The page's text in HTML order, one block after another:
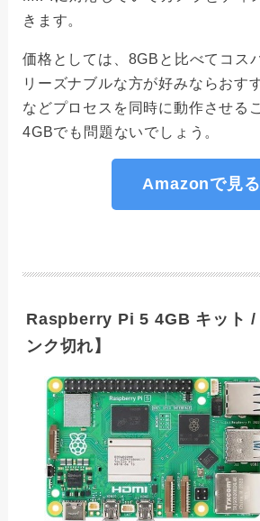
きます。
価格としては、8GBと比べてコス
リーズナブルな方が好みならおす
などプロセスを同時に動作させる
4GBでも問題ないでしょう。
Amazonで見る
Raspberry Pi 5 4GB キット /
ンク切れ】